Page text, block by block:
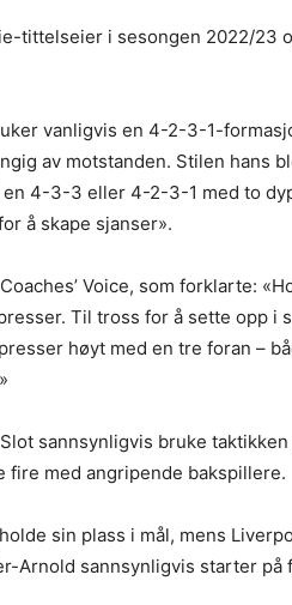
tittelseier i sesongen 2022/23
vanligvis en 4-2-3-1-
av motstanden. Stilen hans
4-3-3 eller 4-2-3-1 med to
å skape sjanser».
Voice, som forklarte:
Til tross for å sette opp i
høyt med en tre foran –
sannsynligvis bruke
fire med angripende bakspillere.
sin plass i mål, mens
Arnold sannsynligvis starter på